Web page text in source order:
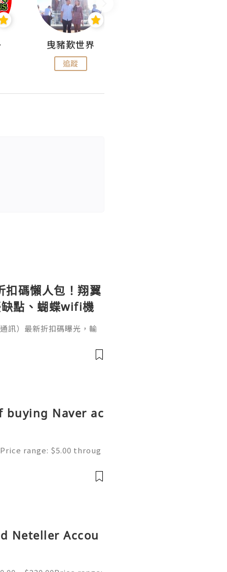
曳豬歎世界
追蹤
碼懶人包！翔翼
點、蝴蝶wifi機
訊）最新折扣碼曝光，輸
買斷WiFi分享器全球通用攻
發愁！本文完整整理 AeroB
buying Naver ac
range: $5.00 throug
most popular search en
Neteller Accou